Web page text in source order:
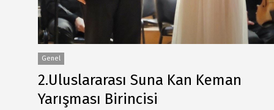
Genel
2.Uluslararası Suna Kan Keman
Yarışması Birincisi